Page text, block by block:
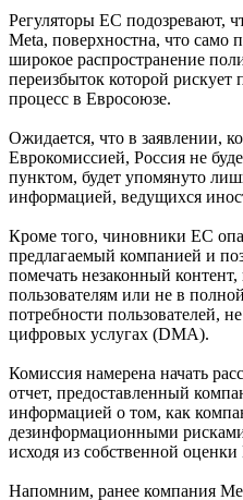
Регуляторы ЕС подозревают,
Meta, поверхностна, что само
широкое распространение
переизбыток которой рискует
процесс в Евросоюзе.
Ожидается, что в заявлении,
Еврокомиссией, Россия не
пунктом, будет упомянуто
информацией, ведущихся
Кроме того, чиновники ЕС
предлагаемый компанией и
помечать незаконный
пользователям или не в
потребности пользователей,
цифровых услугах (DMA).
Комиссия намерена начать
отчет, предоставленный
информацией о том, как
дезинформационными
исходя из собственной
Напомним, ранее компания